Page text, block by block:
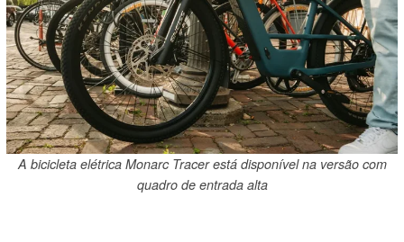
A bicicleta elétrica Monarc Tracer está disponível na versão com
quadro de entrada alta